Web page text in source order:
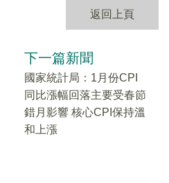
返回上頁
下一篇新聞
國家統計局：1月份CPI
同比漲幅回落主要受春節
錯月影響 核心CPI保持溫
和上漲